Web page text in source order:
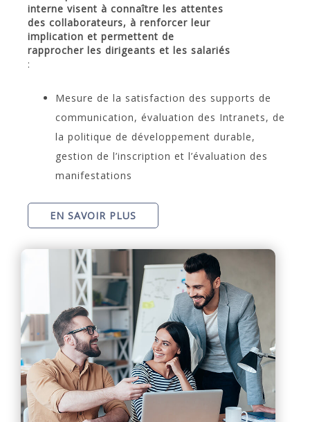
interne visent à connaître les attentes
des collaborateurs, à renforcer leur
implication et permettent de
rapprocher les dirigeants et les salariés
:
Mesure de la satisfaction des supports de
communication, évaluation des Intranets, de
la politique de développement durable,
gestion de l’inscription et l’évaluation des
manifestations
EN SAVOIR PLUS